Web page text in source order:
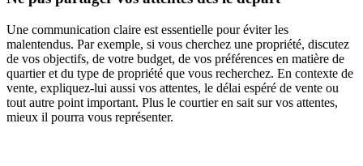
Une communication claire est essentielle pour éviter les
malentendus. Par exemple, si vous cherchez une propriété, discutez
de vos objectifs, de votre budget, de vos préférences en matière de
quartier et du type de propriété que vous recherchez. En contexte de
vente, expliquez-lui aussi vos attentes, le délai espéré de vente ou
tout autre point important. Plus le courtier en sait sur vos attentes,
mieux il pourra vous représenter.